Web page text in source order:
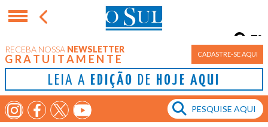
RECEBA NOSSA NEWSLETTER
GRATUITAMENTE CADASTRE-SE AQUI
LEIA A EDIÇÃO DE HOJE AQUI
Porto Alegre
7°